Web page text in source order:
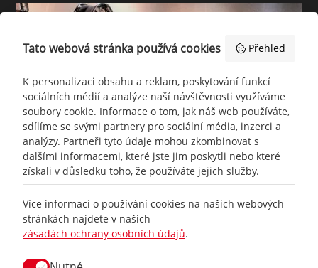
+420777 465 460
info@racing-line.cz
Tato webová stránka používá cookies Přehled
K personalizaci obsahu a reklam, poskytování funkcí
sociálních médií a analýze naší návštěvnosti využíváme
soubory cookie. Informace o tom, jak náš web používáte,
sdílíme se svými partnery pro sociální média, inzerci a
analýzy. Partneři tyto údaje mohou zkombinovat s
dalšími informacemi, které jste jim poskytli nebo které
získali v důsledku toho, že používáte jejich služby.
Více informací o používání cookies na našich webových
stránkách najdete v našich
zásadách ochrany osobních údajů.